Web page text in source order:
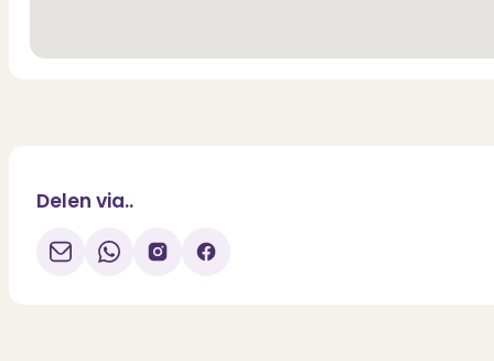
Delen via..